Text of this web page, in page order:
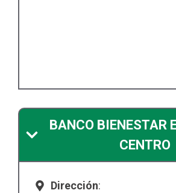
BANCO BIENESTAR
CENTRO
Dirección: